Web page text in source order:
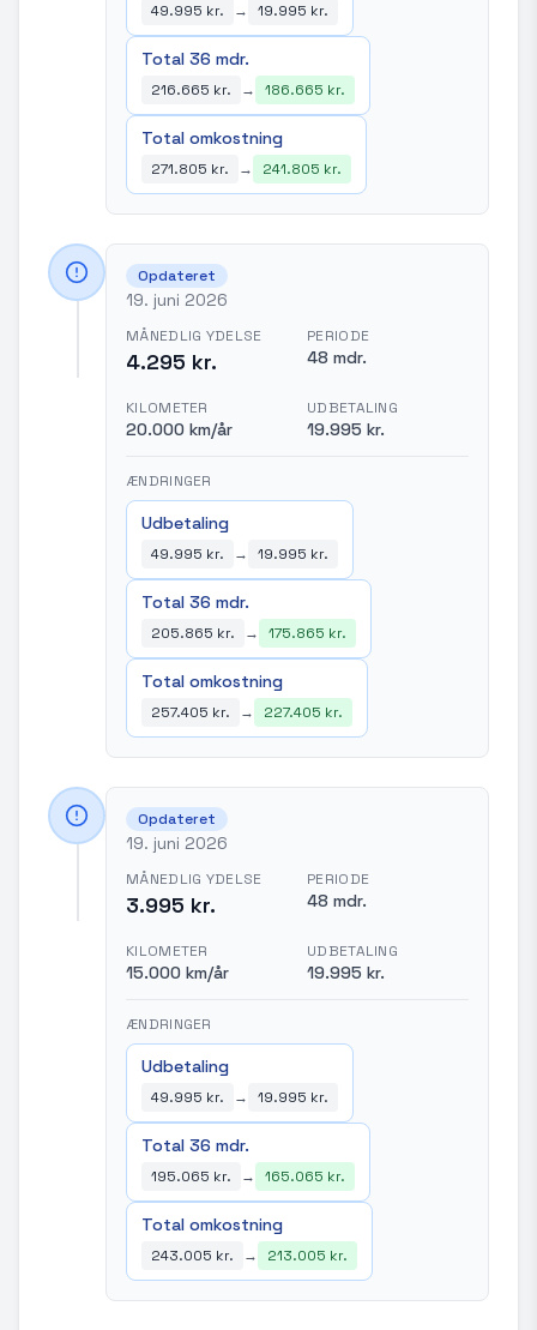
49.995 kr. → 19.995 kr.
Total 36 mdr.
216.665 kr. → 186.665 kr.
Total omkostning
271.805 kr. → 241.805 kr.
Opdateret
19. juni 2026
MÅNEDLIG YDELSE
4.295 kr.
PERIODE
48 mdr.
KILOMETER
20.000 km/år
UDBETALING
19.995 kr.
ÆNDRINGER
Udbetaling
49.995 kr. → 19.995 kr.
Total 36 mdr.
205.865 kr. → 175.865 kr.
Total omkostning
257.405 kr. → 227.405 kr.
Opdateret
19. juni 2026
MÅNEDLIG YDELSE
3.995 kr.
PERIODE
48 mdr.
KILOMETER
15.000 km/år
UDBETALING
19.995 kr.
ÆNDRINGER
Udbetaling
49.995 kr. → 19.995 kr.
Total 36 mdr.
195.065 kr. → 165.065 kr.
Total omkostning
243.005 kr. → 213.005 kr.